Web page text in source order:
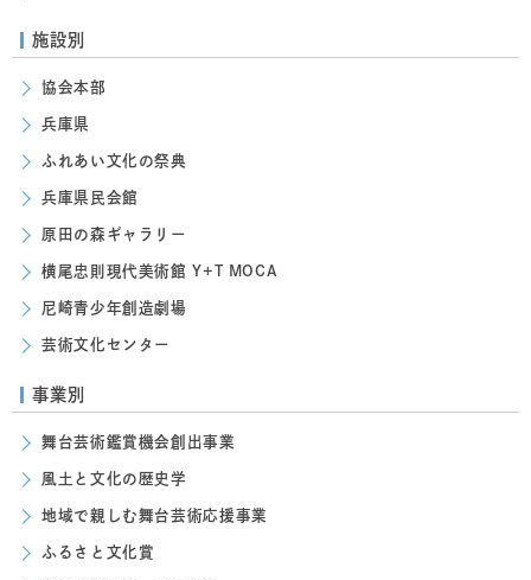
施設別
協会本部
兵庫県
ふれあい文化の祭典
兵庫県民会館
原田の森ギャラリー
横尾忠則現代美術館 Y+T MOCA
尼崎青少年創造劇場
芸術文化センター
事業別
舞台芸術鑑賞機会創出事業
風土と文化の歴史学
地域で親しむ舞台芸術応援事業
ふるさと文化賞